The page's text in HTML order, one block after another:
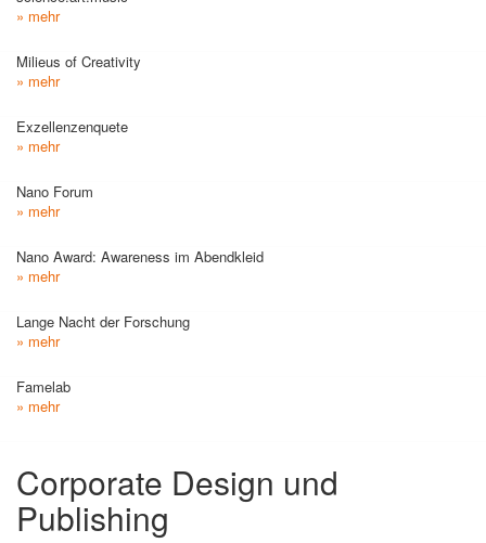
» mehr
Milieus of Creativity
» mehr
Exzellenzenquete
» mehr
Nano Forum
» mehr
Nano Award: Awareness im Abendkleid
» mehr
Lange Nacht der Forschung
» mehr
Famelab
» mehr
Corporate Design und
Publishing